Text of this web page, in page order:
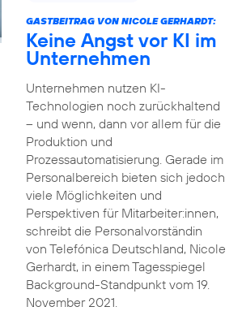
GASTBEITRAG VON NICOLE GERHARDT:
Keine Angst vor KI im
Unternehmen
Unternehmen nutzen KI-
Technologien noch zurückhaltend
– und wenn, dann vor allem für die
Produktion und
Prozessautomatisierung. Gerade im
Personalbereich bieten sich jedoch
viele Möglichkeiten und
Perspektiven für Mitarbeiter:innen,
schreibt die Personalvorständin
von Telefónica Deutschland, Nicole
Gerhardt, in einem Tagesspiegel
Background-Standpunkt vom 19.
November 2021.